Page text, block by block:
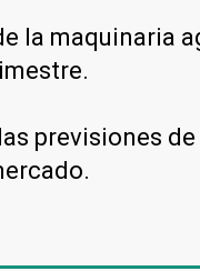
la maquinaria
previsiones